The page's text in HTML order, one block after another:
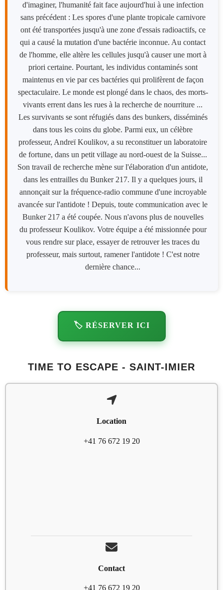
d'imaginer, l'humanité fait face aujourd'hui à une infection
sans précédent : Les spores d'une plante tropicale carnivore
ont été transportées jusqu'à une zone d'essais radioactifs, ce
qui a causé la mutation d'une bactérie inconnue. Au contact
de l'homme, elle altère les cellules jusqu'à causer une mort à
priori certaine. Pourtant, les individus contaminés sont
maintenus en vie par ces bactéries qui prolifèrent de façon
spectaculaire. Le monde est plongé dans le chaos, des morts-
vivants errent dans les rues à la recherche de nourriture ...
Les survivants se sont réfugiés dans des bunkers, disséminés
dans tous les coins du globe. Parmi eux, un célèbre
professeur, Andreï Koulikov, a su reconstituer un laboratoire
de fortune, dans un petit village au nord-ouest de la Suisse...
Son travail de recherche mène sur l'élaboration d'un antidote,
dans les entrailles du Bunker 217. Il y a quelques jours, il
annonçait sur la fréquence-radio commune d'une incroyable
avancée sur l'antidote ! Depuis, toute communication avec le
Bunker 217 a été coupée. Nous n'avons plus de nouvelles
du professeur Koulikov. Votre équipe a été missionnée pour
vous rendre sur place, essayer de retrouver les traces du
professeur, mais surtout, ramener l'antidote ! C'est notre
dernière chance...
🏷️ RÉSERVER ICI
TIME TO ESCAPE - SAINT-IMIER
Location
+41 76 672 19 20
Contact
+41 76 672 19 20